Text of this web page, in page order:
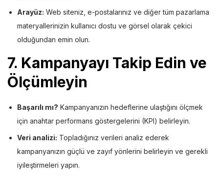
Arayüz: Web siteniz, e-postalarınız ve diğer tüm pazarlama
materyallerinizin kullanıcı dostu ve görsel olarak çekici
olduğundan emin olun.
7. Kampanyayı Takip Edin ve
Ölçümleyin
Başarılı mı? Kampanyanızın hedeflerine ulaştığını ölçmek
için anahtar performans göstergelerini (KPI) belirleyin.
Veri analizi: Topladığınız verileri analiz ederek
kampanyanızın güçlü ve zayıf yönlerini belirleyin ve gerekli
iyileştirmeleri yapın.